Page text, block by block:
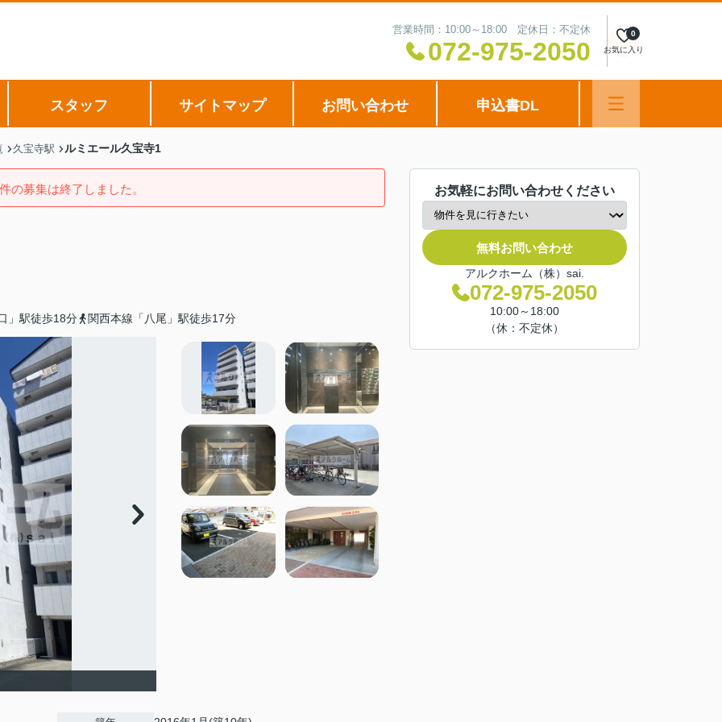
営業時間：10:00～18:00 定休日：不定休
072-975-2050 お気に入り
0
スタッフ サイトマップ お問い合わせ 申込書DL
久宝寺駅 ルミエール久宝寺1
の募集は終了しました。
」駅徒歩18分 関西本線「八尾」駅徒歩17分
お気軽にお問い合わせください
無料お問い合わせ
アルクホーム（株）sai.
072-975-2050
10:00～18:00
（休：不定休）